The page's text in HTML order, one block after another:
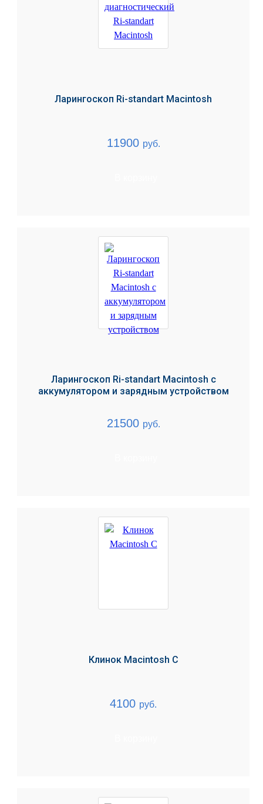
Ларингоскоп Ri-standart Macintosh
11900 руб.
Ларингоскоп Ri-standart Macintosh с
аккумулятором и зарядным устройством
21500 руб.
Клинок Macintosh C
4100 руб.